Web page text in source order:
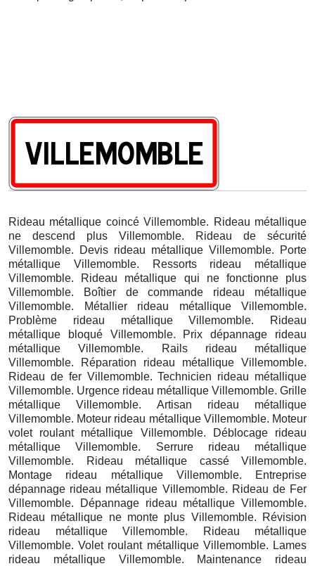
Rideau métallique coincé Villemomble. Rideau métallique
ne descend plus Villemomble. Rideau de sécurité
Villemomble. Devis rideau métallique Villemomble. Porte
métallique Villemomble. Ressorts rideau métallique
Villemomble. Rideau métallique qui ne fonctionne plus
Villemomble. Boîtier de commande rideau métallique
Villemomble. Métallier rideau métallique Villemomble.
Problème rideau métallique Villemomble. Rideau
métallique bloqué Villemomble. Prix dépannage rideau
métallique Villemomble. Rails rideau métallique
Villemomble. Réparation rideau métallique Villemomble.
Rideau de fer Villemomble. Technicien rideau métallique
Villemomble. Urgence rideau métallique Villemomble. Grille
métallique Villemomble. Artisan rideau métallique
Villemomble. Moteur rideau métallique Villemomble. Moteur
volet roulant métallique Villemomble. Déblocage rideau
métallique Villemomble. Serrure rideau métallique
Villemomble. Rideau métallique cassé Villemomble.
Montage rideau métallique Villemomble. Entreprise
dépannage rideau métallique Villemomble. Rideau de Fer
Villemomble. Dépannage rideau métallique Villemomble.
Rideau métallique ne monte plus Villemomble. Révision
rideau métallique Villemomble. Rideau métallique
Villemomble. Volet roulant métallique Villemomble. Lames
rideau métallique Villemomble. Maintenance rideau